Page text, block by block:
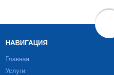
НАВИГАЦИЯ
Главная
Услуги